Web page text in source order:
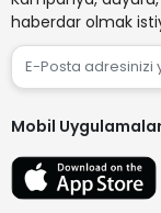
haberdar olmak
Mobil